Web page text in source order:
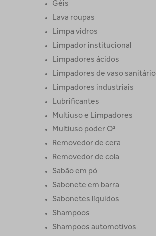
Géis
Lava roupas
Limpa vidros
Limpador institucional
Limpadores ácidos
Limpadores de vaso sanitário
Limpadores industriais
Lubrificantes
Multiuso e Limpadores
Multiuso poder O²
Removedor de cera
Removedor de cola
Sabão em pó
Sabonete em barra
Sabonetes líquidos
Shampoos
Shampoos automotivos